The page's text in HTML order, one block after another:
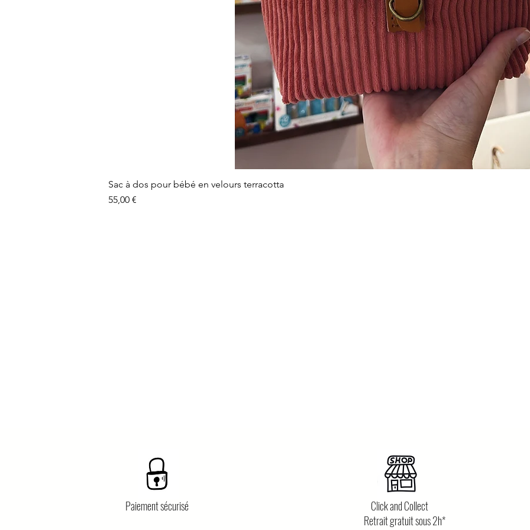
Sac à dos pour bébé en velours terracotta
Prix
55,00 €
Paiement sécurisé Click and Collect
Retrait gratuit sous 2h*